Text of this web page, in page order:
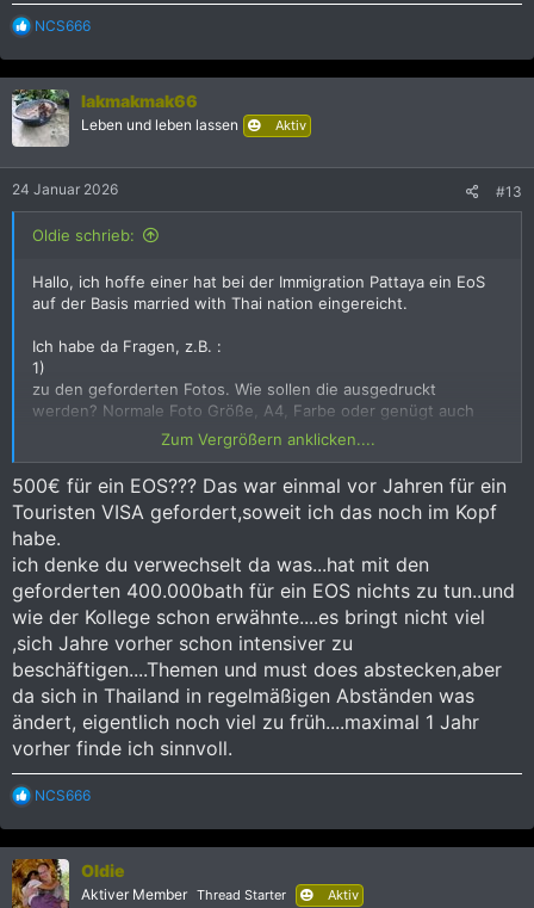
R
a
k
t
i
o
n
:
NCS666
lakmakmak66
Leben und leben lassen Aktiv
24 Januar 2026 #13
Oldie schrieb:
Hallo, ich hoffe einer hat bei der Immigration Pattaya ein EoS
auf der Basis married with Thai nation eingereicht.
Ich habe da Fragen, z.B. :
1)
zu den geforderten Fotos. Wie sollen die ausgedruckt
werden? Normale Foto Größe, A4, Farbe oder genügt auch
Laserdrucker Schwarz/weiß ?
2)
Bei den Kopien, genügen da SW ?
3)
Bei der Hand gezeichneten Skizze nach Hause, wie genau
muss die sein? Ich dachte zu schreiben: "From Immigration in
Pattaya take the Sukhumvit Road in direction to Sattahip up to
the navi base / sign 5 artillery " und von dort aus 2 oder 3
Zeichnungen, wie die zu mir nach Hause fahren fahren sollten.
Die komplette Wegbeschreibung von der Immigration in Patty
als Zeichnung wäre etwas lang.... und mit Teilzeichung wäre
es an wichtigen Abbiegungen verständlicher....zumindest für
einen Farang. Dann kann ich besser markante Punkte wie 7/11
vor einer Abzeigung einfügen.
einfacher Scan Funktion zu kaufen. Dann kann ich die
Unterlagen in Ruhe zu Hause vorbereiten. Klar gibt es auch
Zum Vergrößern anklicken....
500€ für ein EOS??? Das war einmal vor Jahren für ein
Touristen VISA gefordert,soweit ich das noch im Kopf
habe.
ich denke du verwechselt da was...hat mit den
geforderten 400.000bath für ein EOS nichts zu tun..und
wie der Kollege schon erwähnte....es bringt nicht viel
,sich Jahre vorher schon intensiver zu
beschäftigen....Themen und must does abstecken,aber
da sich in Thailand in regelmäßigen Abständen was
ändert, eigentlich noch viel zu früh....maximal 1 Jahr
vorher finde ich sinnvoll.
R
a
k
t
i
NCS666
Oldie
Aktiver Member Thread Starter Aktiv